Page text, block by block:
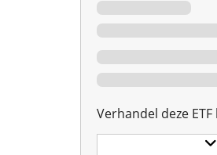
Verhandel deze